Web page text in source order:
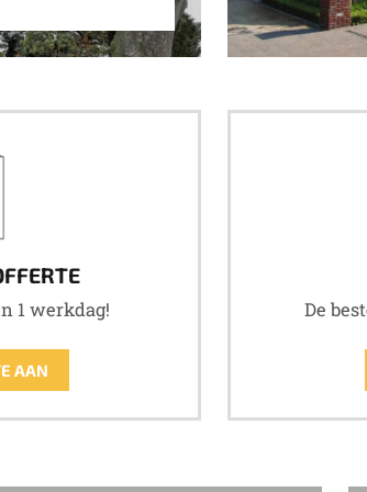
1 werkdag!
AAN
De